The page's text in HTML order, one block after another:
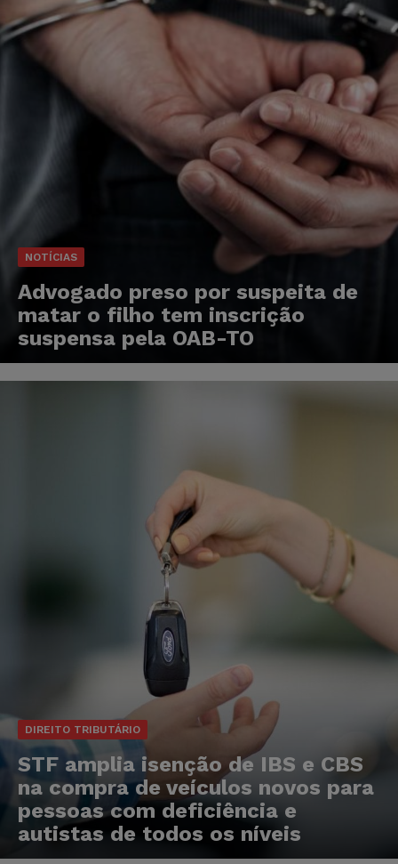
NOTÍCIAS
Advogado preso por suspeita de
matar o filho tem inscrição
suspensa pela OAB-TO
DIREITO TRIBUTÁRIO
STF amplia isenção de IBS e CBS
na compra de veículos novos para
pessoas com deficiência e
autistas de todos os níveis